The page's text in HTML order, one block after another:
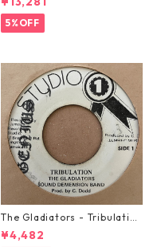
5%OFF
The Gladiators - Tribulation
【7-21365】
¥4,482